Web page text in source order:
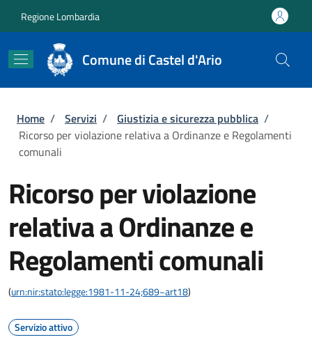
Regione Lombardia
Comune di Castel d'Ario
Briciole di pane
Home / Servizi / Giustizia e sicurezza pubblica /
Ricorso per violazione relativa a Ordinanze e Regolamenti
comunali
Ricorso per violazione
relativa a Ordinanze e
Regolamenti comunali
(urn:nir:stato:legge:1981-11-24;689~art18)
Servizio attivo